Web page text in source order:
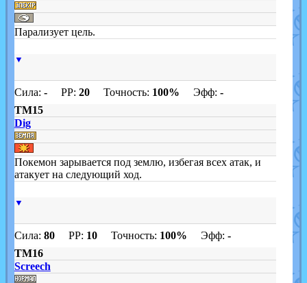
Парализует цель.
▼
Сила: -PP: 20Точность: 100% Эфф: -
TM15
Dig
Покемон зарывается под землю, избегая всех атак, и
атакует на следующий ход.
▼
Сила: 80PP: 10Точность: 100% Эфф: -
TM16
Screech